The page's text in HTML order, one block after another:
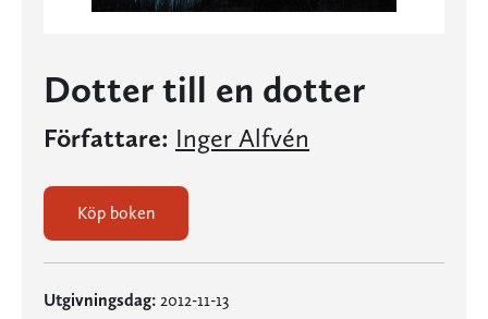
Dotter till en dotter
Författare: Inger Alfvén
Köp boken
Utgivningsdag: 2012-11-13